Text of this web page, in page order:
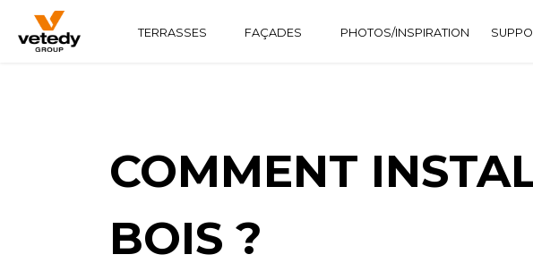
TERRASSES
FAÇADES
PHOTOS/INSPIRATION
COMMENT
BOIS ?